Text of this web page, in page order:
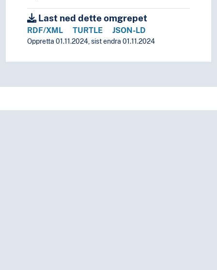
Last ned dette omgrepet
RDF/XML TURTLE JSON-LD
Oppretta 01.11.2024, sist endra 01.11.2024